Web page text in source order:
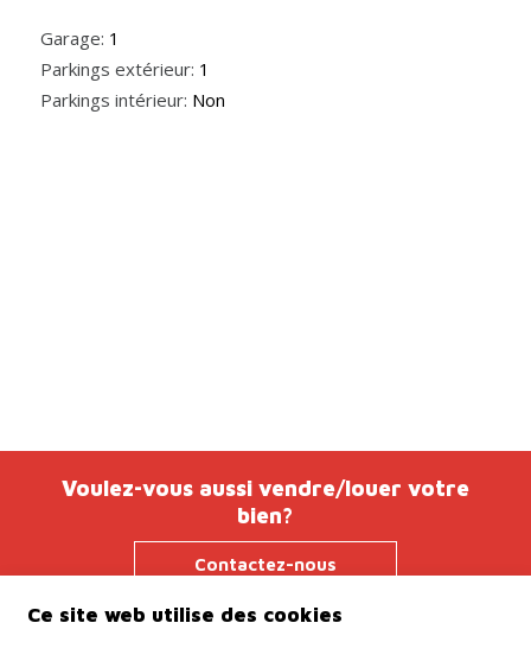
Garage: 1
Parkings extérieur: 1
Parkings intérieur: Non
Voulez-vous aussi vendre/louer votre
bien?
Contactez-nous
Ce site web utilise des cookies